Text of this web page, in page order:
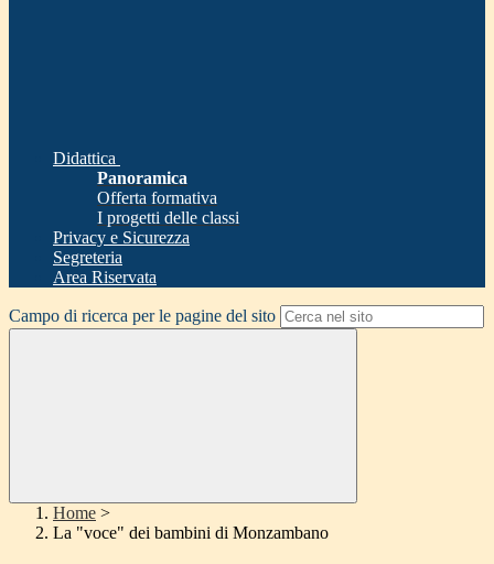
Didattica
Panoramica
Offerta formativa
I progetti delle classi
Privacy e Sicurezza
Segreteria
Area Riservata
Campo di ricerca per le pagine del sito
Home >
La "voce" dei bambini di Monzambano